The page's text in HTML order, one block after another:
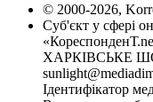
© 2000-2026,
Суб'єкт у сфері
ХАРКІВСЬКЕ
Ідентифікатор